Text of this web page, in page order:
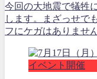
今回の大地震で犠牲
します。まざっせで
フにケガはありませ
イベント開催